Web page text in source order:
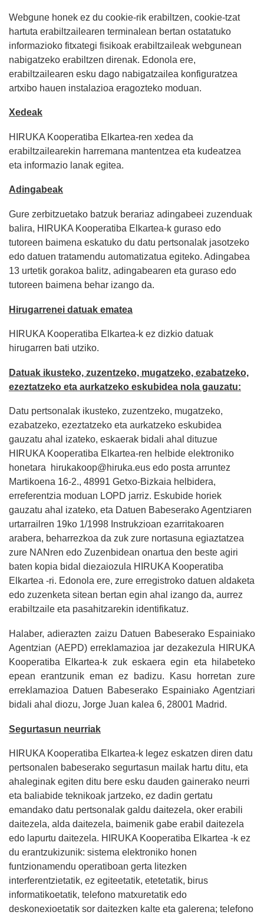
Webgune honek ez du cookie-rik erabiltzen, cookie-tzat
hartuta erabiltzailearen terminalean bertan ostatatuko
informazioko fitxategi fisikoak erabiltzaileak webgunean
nabigatzeko erabiltzen direnak. Edonola ere,
erabiltzailearen esku dago nabigatzailea konfiguratzea
artxibo hauen instalazioa eragozteko moduan.
Xedeak
HIRUKA Kooperatiba Elkartea-ren xedea da
erabiltzailearekin harremana mantentzea eta kudeatzea
eta informazio lanak egitea.
Adingabeak
Gure zerbitzuetako batzuk berariaz adingabeei zuzenduak
balira, HIRUKA Kooperatiba Elkartea-k guraso edo
tutoreen baimena eskatuko du datu pertsonalak jasotzeko
edo datuen tratamendu automatizatua egiteko. Adingabea
13 urtetik gorakoa balitz, adingabearen eta guraso edo
tutoreen baimena behar izango da.
Hirugarrenei datuak ematea
HIRUKA Kooperatiba Elkartea-k ez dizkio datuak
hirugarren bati utziko.
Datuak ikusteko, zuzentzeko, mugatzeko, ezabatzeko,
ezeztatzeko eta aurkatzeko eskubidea nola gauzatu:
Datu pertsonalak ikusteko, zuzentzeko, mugatzeko,
ezabatzeko, ezeztatzeko eta aurkatzeko eskubidea
gauzatu ahal izateko, eskaerak bidali ahal dituzue
HIRUKA Kooperatiba Elkartea-ren helbide elektroniko
honetara hirukakoop@hiruka.eus edo posta arruntez
Martikoena 16-2., 48991 Getxo-Bizkaia helbidera,
erreferentzia moduan LOPD jarriz. Eskubide horiek
gauzatu ahal izateko, eta Datuen Babeserako Agentziaren
urtarrailren 19ko 1/1998 Instrukzioan ezarritakoaren
arabera, beharrezkoa da zuk zure nortasuna egiaztatzea
zure NANren edo Zuzenbidean onartua den beste agiri
baten kopia bidal diezaiozula HIRUKA Kooperatiba
Elkartea -ri. Edonola ere, zure erregistroko datuen aldaketa
edo zuzenketa sitean bertan egin ahal izango da, aurrez
erabiltzaile eta pasahitzarekin identifikatuz.
Halaber, adierazten zaizu Datuen Babeserako Espainiako
Agentzian (AEPD) erreklamazioa jar dezakezula HIRUKA
Kooperatiba Elkartea-k zuk eskaera egin eta hilabeteko
epean erantzunik eman ez badizu. Kasu horretan zure
erreklamazioa Datuen Babeserako Espainiako Agentziari
bidali ahal diozu, Jorge Juan kalea 6, 28001 Madrid.
Segurtasun neurriak
HIRUKA Kooperatiba Elkartea-k legez eskatzen diren datu
pertsonalen babeserako segurtasun mailak hartu ditu, eta
ahaleginak egiten ditu bere esku dauden gainerako neurri
eta baliabide teknikoak jartzeko, ez dadin gertatu
emandako datu pertsonalak galdu daitezela, oker erabili
daitezela, alda daitezela, baimenik gabe erabil daitezela
edo lapurtu daitezela. HIRUKA Kooperatiba Elkartea -k ez
du erantzukizunik: sistema elektroniko honen
funtzionamendu operatiboan gerta litezken
interferentzietatik, ez egiteetatik, etetetatik, birus
informatikoetatik, telefono matxuretatik edo
deskonexioetatik sor daitezken kalte eta galerena; telefono